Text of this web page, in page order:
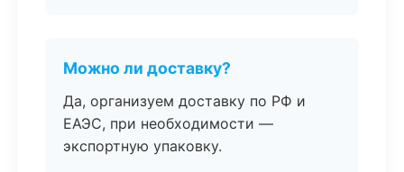
Можно ли доставку?
Да, организуем доставку по РФ и
ЕАЭС, при необходимости —
экспортную упаковку.